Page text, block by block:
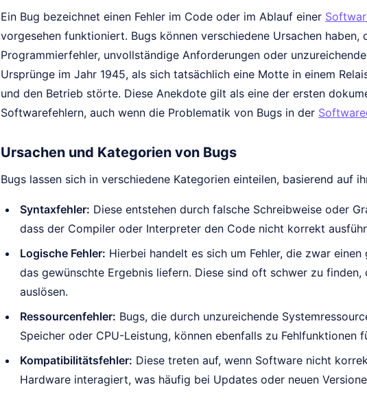
Ein Bug bezeichnet einen Fehler im Code oder im Ablauf einer
vorgesehen funktioniert. Bugs können verschiedene Ursachen haben,
Programmierfehler, unvollständige Anforderungen oder
Ursprünge im Jahr 1945, als sich tatsächlich eine Motte in einem
und den Betrieb störte. Diese Anekdote gilt als eine der ersten
Softwarefehlern, auch wenn die Problematik von Bugs in der
Ursachen und Kategorien von Bugs
Bugs lassen sich in verschiedene Kategorien einteilen, basierend auf
Syntaxfehler: Diese entstehen durch falsche Schreibweise oder
dass der Compiler oder Interpreter den Code nicht korrekt
Logische Fehler: Hierbei handelt es sich um Fehler, die zwar
das gewünschte Ergebnis liefern. Diese sind oft schwer zu finden,
auslösen.
Ressourcenfehler: Bugs, die durch unzureichende
Speicher oder CPU-Leistung, können ebenfalls zu Fehlfunktionen
Kompatibilitätsfehler: Diese treten auf, wenn Software nicht
Hardware interagiert, was häufig bei Updates oder neuen